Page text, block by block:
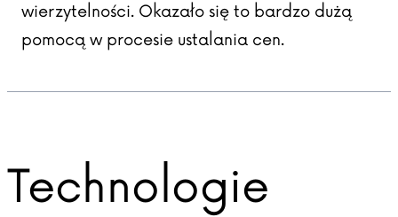
wierzytelności. Okazało się to bardzo dużą
pomocą w procesie ustalania cen.
Technologie